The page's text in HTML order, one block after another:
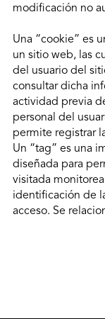
modificación no
Una “cookie” es
un sitio web, las
del usuario del
consultar dicha
actividad previa
personal del
permite registrar
Un “tag” es una
diseñada para
visitada
identificación de
acceso. Se